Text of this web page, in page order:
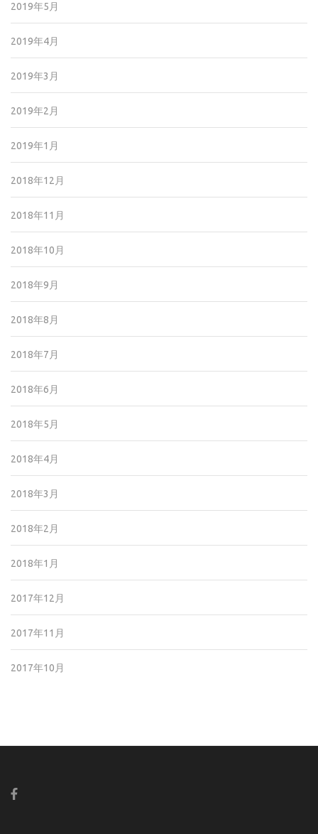
2019年5月
2019年4月
2019年3月
2019年2月
2019年1月
2018年12月
2018年11月
2018年10月
2018年9月
2018年8月
2018年7月
2018年6月
2018年5月
2018年4月
2018年3月
2018年2月
2018年1月
2017年12月
2017年11月
2017年10月